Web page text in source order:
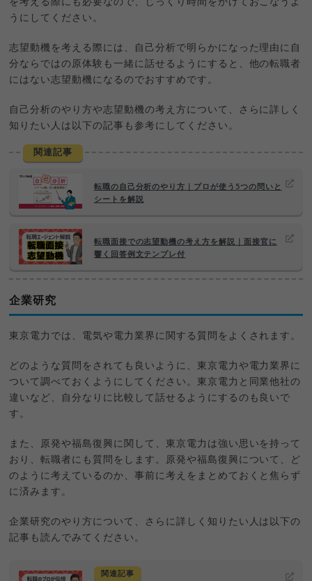
うにしてください。
志望動機を考える際には、自己分析で明らかになった理由に自
分ならではの原体験も一緒に話せるようにすると、他の転職者
にはない志望動機になるのでおすすめです。
自己分析のやり方や志望動機の考え方について、さらに詳しく
知りたい人は以下の記事も参考にしてください。
関連記事
転職の自己分析のやり方｜プロが使う5つの問いと
シートを解説
転職面接での志望動機の考え方を解説｜面接官に
響く回答例文テンプレ付
企業研究
東京電力では、電気や電力業界に関する質問をよくされます。
どのような質問をされても良いように、東京電力や電力業界に
ついて調べておくようにしてください。東京電力と同業他社の
違いなど、自分なりに比較して話せるようにするのも良いで
す。
また、原発や福島復興に関して、東京電力は強い思いを持って
おり、転職者にも質問をします。原発や福島復興について、ど
のように考えているのか、事前に考えをまとめておくと焦らず
に済みます。
企業研究のやり方について、さらに詳しく知りたい人は以下の
記事も読んでみてください。
関連記事